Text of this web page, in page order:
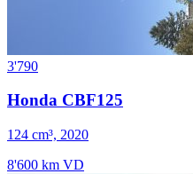
3'790
Honda CBF125
124 cm³, 2020
8'600 km VD